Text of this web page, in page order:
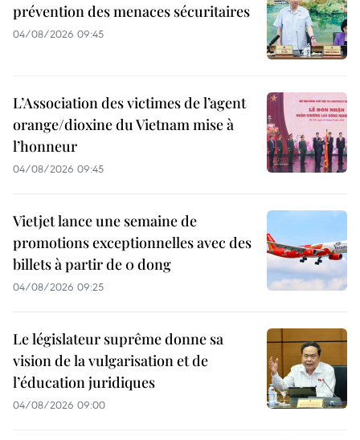
prévention des menaces sécuritaires
04/08/2026 09:45
L’Association des victimes de l’agent
orange/dioxine du Vietnam mise à
l’honneur
04/08/2026 09:45
Vietjet lance une semaine de
promotions exceptionnelles avec des
billets à partir de 0 dong
04/08/2026 09:25
Le législateur suprême donne sa
vision de la vulgarisation et de
l’éducation juridiques
04/08/2026 09:00